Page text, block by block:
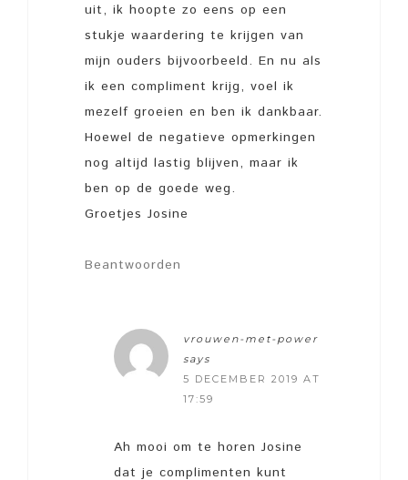
uit, ik hoopte zo eens op een
stukje waardering te krijgen van
mijn ouders bijvoorbeeld. En nu als
ik een compliment krijg, voel ik
mezelf groeien en ben ik dankbaar.
Hoewel de negatieve opmerkingen
nog altijd lastig blijven, maar ik
ben op de goede weg.
Groetjes Josine
Beantwoorden
vrouwen-met-power
says
5 DECEMBER 2019 AT
17:59
Ah mooi om te horen Josine
dat je complimenten kunt